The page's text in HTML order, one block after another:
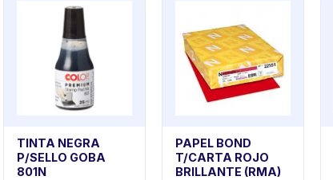
TINTA NEGRA
P/SELLO GOBA
801N
PAPEL BOND
T/CARTA ROJO
BRILLANTE (RMA)